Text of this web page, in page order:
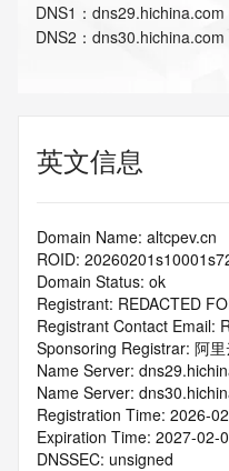
DNS1 ： dns29.hichina.com
DNS2 ： dns30.hichina.com
英文信息
Domain Name: altcpev.cn
ROID:
Domain Status: ok
Registrant: REDACTED
Registrant Contact Email:
Sponsoring Registrar: 阿里
Name Server:
Name Server:
Registration Time: 2026-
Expiration Time: 2027-02-
DNSSEC: unsigned